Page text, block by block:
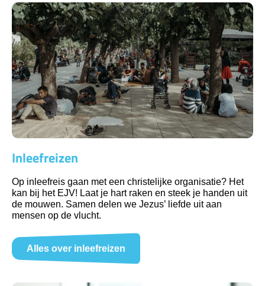
Inleefreizen
Op inleefreis gaan met een christelijke organisatie? Het
kan bij het EJV! Laat je hart raken en steek je handen uit
de mouwen. Samen delen we Jezus’ liefde uit aan
mensen op de vlucht.
Alles over inleefreizen